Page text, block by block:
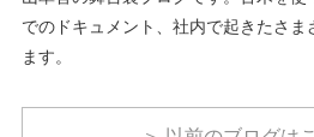
でのドキュメント、社内で起きたさ
ます。